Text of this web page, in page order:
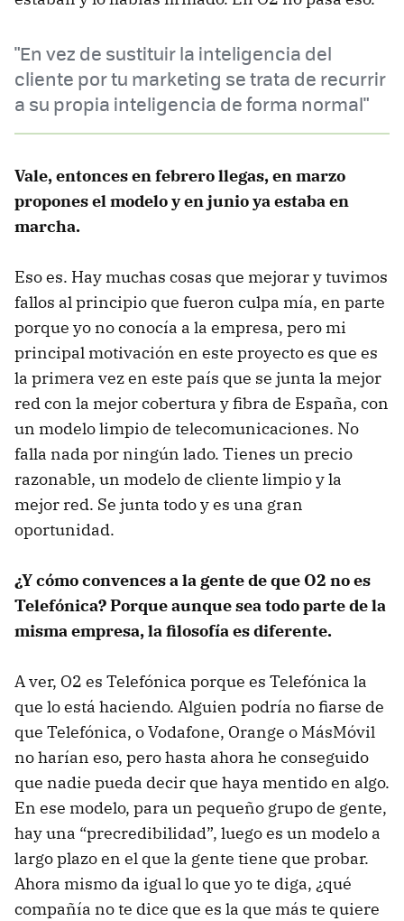
"En vez de sustituir la inteligencia del
cliente por tu marketing se trata de recurrir
a su propia inteligencia de forma normal"
Vale, entonces en febrero llegas, en marzo
propones el modelo y en junio ya estaba en
marcha.
Eso es. Hay muchas cosas que mejorar y tuvimos
fallos al principio que fueron culpa mía, en parte
porque yo no conocía a la empresa, pero mi
principal motivación en este proyecto es que es
la primera vez en este país que se junta la mejor
red con la mejor cobertura y fibra de España, con
un modelo limpio de telecomunicaciones. No
falla nada por ningún lado. Tienes un precio
razonable, un modelo de cliente limpio y la
mejor red. Se junta todo y es una gran
oportunidad.
¿Y cómo convences a la gente de que O2 no es
Telefónica? Porque aunque sea todo parte de la
misma empresa, la filosofía es diferente.
A ver, O2 es Telefónica porque es Telefónica la
que lo está haciendo. Alguien podría no fiarse de
que Telefónica, o Vodafone, Orange o MásMóvil
no harían eso, pero hasta ahora he conseguido
que nadie pueda decir que haya mentido en algo.
En ese modelo, para un pequeño grupo de gente,
hay una “precredibilidad”, luego es un modelo a
largo plazo en el que la gente tiene que probar.
Ahora mismo da igual lo que yo te diga, ¿qué
compañía no te dice que es la que más te quiere